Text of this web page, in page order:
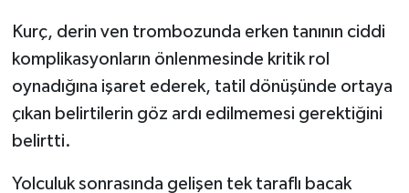
Kurç, derin ven trombozunda erken tanının ciddi
komplikasyonların önlenmesinde kritik rol
oynadığına işaret ederek, tatil dönüşünde ortaya
çıkan belirtilerin göz ardı edilmemesi gerektiğini
belirtti.
Yolculuk sonrasında gelişen tek taraflı bacak